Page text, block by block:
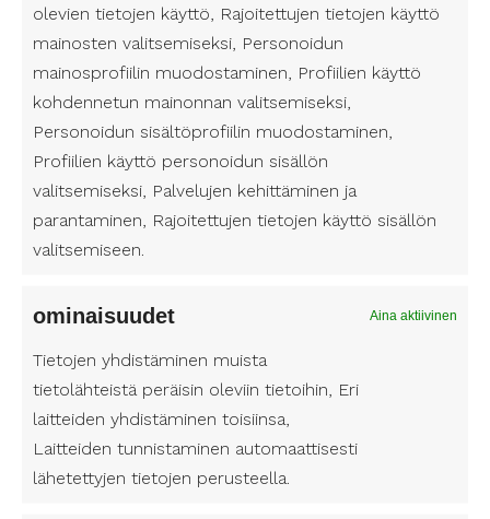
olevien tietojen käyttö, Rajoitettujen tietojen käyttö
mainosten valitsemiseksi, Personoidun
mainosprofiilin muodostaminen, Profiilien käyttö
kohdennetun mainonnan valitsemiseksi,
Personoidun sisältöprofiilin muodostaminen,
Profiilien käyttö personoidun sisällön
valitsemiseksi, Palvelujen kehittäminen ja
parantaminen, Rajoitettujen tietojen käyttö sisällön
valitsemiseen.
ominaisuudet Aina aktiivinen
Tietojen yhdistäminen muista
tietolähteistä peräisin oleviin tietoihin, Eri
laitteiden yhdistäminen toisiinsa,
Laitteiden tunnistaminen automaattisesti
lähetettyjen tietojen perusteella.
o
l
l
n
)
u
n
i
h
e
l
i
n
n
u
m
S
ä
h
k
ö
p
o
s
U
k
o
tietosuojaselosteen
Saanko palvelua Seinäjoen
naapurikunnissa?
Miten saan palvelusetelin
avustajaan?